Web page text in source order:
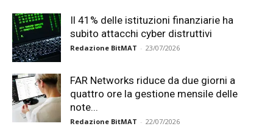
Il 41% delle istituzioni finanziarie ha
subito attacchi cyber distruttivi
Redazione BitMAT - 23/07/2026
FAR Networks riduce da due giorni a
quattro ore la gestione mensile delle
note...
Redazione BitMAT - 22/07/2026